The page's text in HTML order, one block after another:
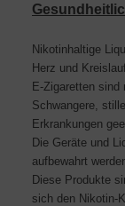
Nikotinhaltige
Herz und
E-Zigaretten sind
Schwangere,
Erkrankungen
Die Geräte und
aufbewahrt
Diese Produkte
sich den Nikotin-